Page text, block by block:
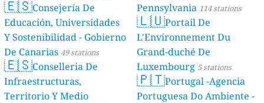
🇪🇸Consejería De
Educación, Universidades
Y Sostenibilidad - Gobierno
De Canarias 49 stations
🇪🇸Conselleria De
Infraestructuras,
Territorio Y Medio
Pennsylvania 114 stations
🇱🇺Portail De
L'Environnement Du
Grand-duché De
Luxembourg 5 stations
🇵🇹Portugal -Agencia
Portuguesa Do Ambiente -